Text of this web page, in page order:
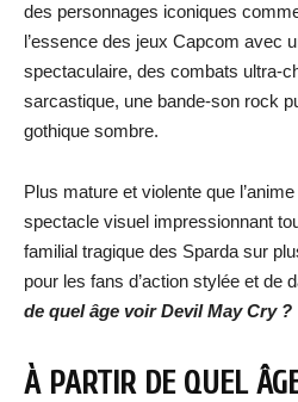
des personnages iconiques
l’essence des jeux Capcom avec
spectaculaire, des combats ultra-
sarcastique, une bande-son rock
gothique sombre.
Plus mature et violente que
spectacle visuel impressionnant
familial tragique des Sparda sur
pour les fans d’action stylée et de
de quel âge voir Devil May Cry ?
À PARTIR DE QUEL